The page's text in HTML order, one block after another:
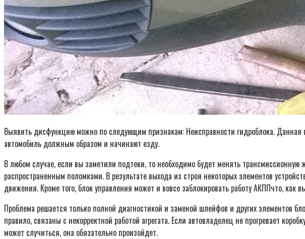
Выявить дисфункцию можно по следующим признакам: Неисправности гидроблока. Данная
автомобиль должным образом и начинают езду.
В любом случае, если вы заметили подтеки, то необходимо будет менять
распространенным поломками. В результате выхода из строя некоторых элементов
движения. Кроме того, блок управления может и вовсе заблокировать работу АКППчто,
Проблема решается только полной диагностикой и заменой шлейфов и других элементов
правило, связаны с некорректной работой агрегата. Если автовладелец не прогревает
может случиться, она обязательно произойдет.